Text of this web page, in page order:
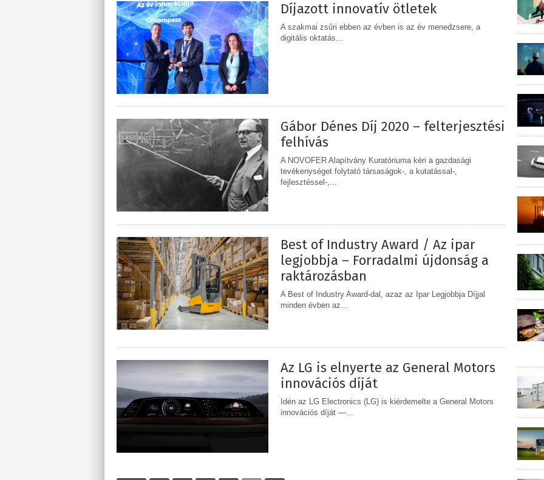
Díjazott innovatív ötletek
A szakmai zsűri ebben az évben is az év menedzsere, a
digitális oktatás...
Gábor Dénes Díj 2020 – felterjesztési
felhívás
A NOVOFER Alapítvány Kuratóriuma kéri a gazdasági
tevékenységet folytató társaságok-, a kutatással-,
fejlesztéssel-,...
Best of Industry Award / Az ipar
legjobbja – Forradalmi újdonság a
raktározásban
A Best of Industry Award-dal, azaz az Ipar Legjobbja Díjjal
minden évben az...
Az LG is elnyerte az General Motors
innovációs díját
Idén az LG Electronics (LG) is kiérdemelte a General Motors
innovációs díját —...